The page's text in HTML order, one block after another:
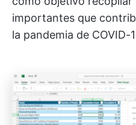
importantes que
la pandemia de COVID-